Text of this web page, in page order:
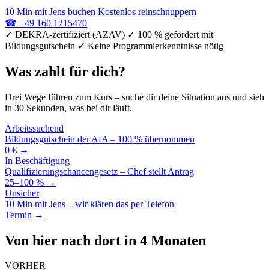
10 Min mit Jens buchen Kostenlos reinschnuppern
☎ +49 160 1215470
✓ DEKRA-zertifiziert (AZAV) ✓ 100 % gefördert mit
Bildungsgutschein ✓ Keine Programmierkenntnisse nötig
Was zahlt für dich?
Drei Wege führen zum Kurs – suche dir deine Situation aus und sieh
in 30 Sekunden, was bei dir läuft.
Arbeitssuchend
Bildungsgutschein der AfA – 100 % übernommen
0 € →
In Beschäftigung
Qualifizierungschancengesetz – Chef stellt Antrag
25–100 % →
Unsicher
10 Min mit Jens – wir klären das per Telefon
Termin →
Von hier nach dort in 4 Monaten
VORHER